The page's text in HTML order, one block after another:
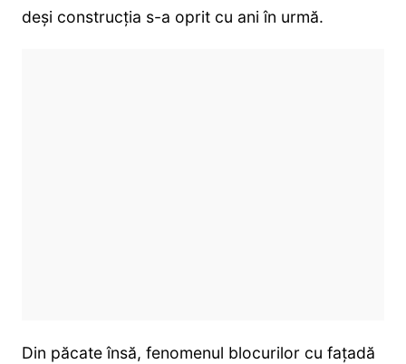
deși construcția s-a oprit cu ani în urmă.
Din păcate însă, fenomenul blocurilor cu fațadă